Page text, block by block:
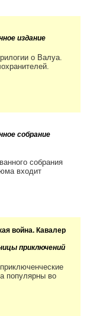
издание
о Валуа.
собрание
собрания
входит
война. Кавалер
приключений
популярны во